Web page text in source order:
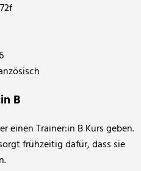
B
einen Trainer:in B Kurs geben.
frühzeitig dafür, dass sie